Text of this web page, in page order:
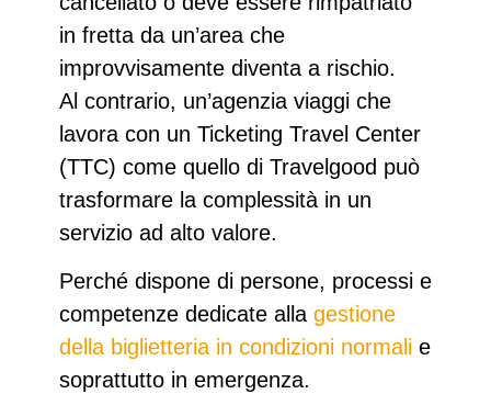
in fretta da un’area che
improvvisamente diventa a rischio.
Al contrario, un’agenzia viaggi che
lavora con un Ticketing Travel Center
(TTC) come quello di Travelgood può
trasformare la complessità in un
servizio ad alto valore.
Perché dispone di persone, processi e
competenze dedicate alla gestione
della biglietteria in condizioni normali e
soprattutto in emergenza.​